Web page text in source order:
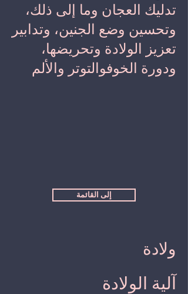
وتحسين وضع الجنين، وتدابير
تعزيز الولادة وتحريضها،
ودورة الخوفوالتوتر والألم
إلى القائمة
ولادة
آلية الولادة